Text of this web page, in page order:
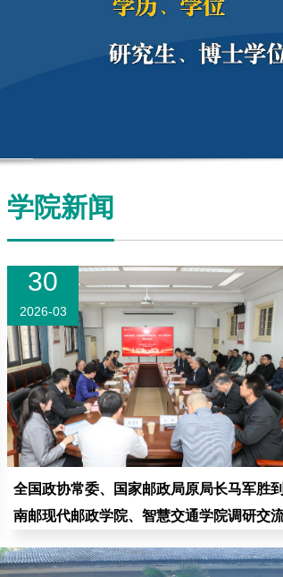
学院新闻
30
2026-03
全国政协常委、国家邮政局原局长马军胜到
南邮现代邮政学院、智慧交通学院调研交